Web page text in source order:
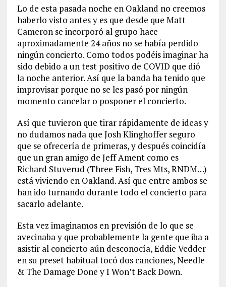
Lo de esta pasada noche en Oakland no creemos
haberlo visto antes y es que desde que Matt
Cameron se incorporó al grupo hace
aproximadamente 24 años no se había perdido
ningún concierto. Como todos podéis imaginar ha
sido debido a un test positivo de COVID que dió
la noche anterior. Así que la banda ha tenido que
improvisar porque no se les pasó por ningún
momento cancelar o posponer el concierto.
Así que tuvieron que tirar rápidamente de ideas y
no dudamos nada que Josh Klinghoffer seguro
que se ofrecería de primeras, y después coincidía
que un gran amigo de Jeff Ament como es
Richard Stuverud (Three Fish, Tres Mts, RNDM…)
está viviendo en Oakland. Así que entre ambos se
han ido turnando durante todo el concierto para
sacarlo adelante.
Esta vez imaginamos en previsión de lo que se
avecinaba y que probablemente la gente que iba a
asistir al concierto aún desconocía, Eddie Vedder
en su preset habitual tocó dos canciones, Needle
& The Damage Done y I Won’t Back Down.